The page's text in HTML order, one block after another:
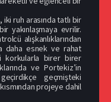
ruh arasında tatlı bir
yakınlaşmaya evrilir.
alışkanlıklarından
daha esnek ve rahat
korkularla birer birer
ve Portekiz’in
geçmişteki
projeye dahil